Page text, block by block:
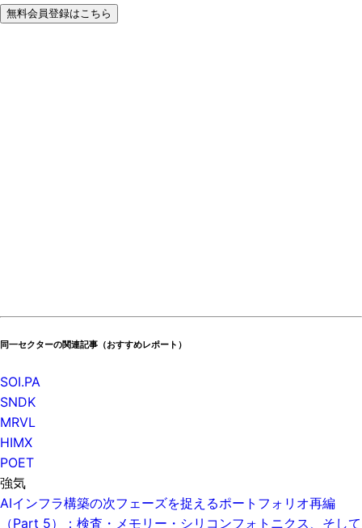
無料会員登録はこちら
同一セクターの関連記事（おすすめレポート）
SOI.PA
SNDK
MRVL
HIMX
POET
強気
AIインフラ構築の次フェーズを捉えるポートフォリオ再編
（Part 5）：検査・メモリー・シリコンフォトニクス、そして